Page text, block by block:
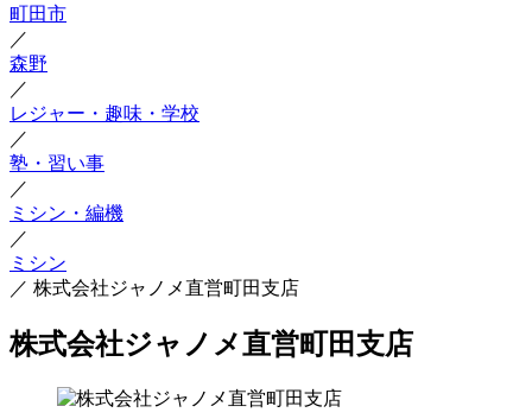
町田市
／
森野
／
レジャー・趣味・学校
／
塾・習い事
／
ミシン・編機
／
ミシン
／ 株式会社ジャノメ直営町田支店
株式会社ジャノメ直営町田支店